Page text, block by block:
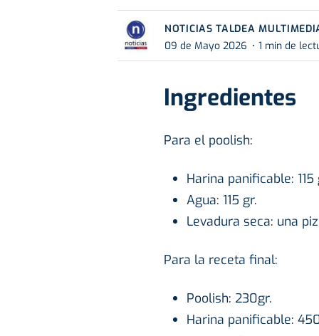
NOTICIAS TALDEA
09 de Mayo 2026
1 min de
Ingredientes
Para el poolish:
Harina panificable: 115
Agua: 115 gr.
Levadura seca: una
Para la receta final:
Poolish: 230gr.
Harina panificable: